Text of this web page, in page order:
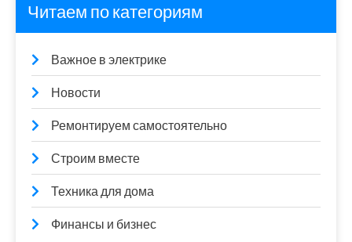
Читаем по категориям
Важное в электрике
Новости
Ремонтируем самостоятельно
Строим вместе
Техника для дома
Финансы и бизнес